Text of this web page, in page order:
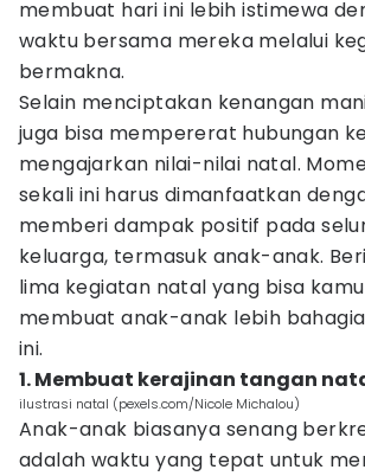
membuat hari ini lebih istimewa
waktu bersama mereka melalui
bermakna.
Selain menciptakan kenangan
juga bisa mempererat hubungan
mengajarkan nilai-nilai natal.
sekali ini harus dimanfaatkan
memberi dampak positif pada
keluarga, termasuk anak-anak.
lima kegiatan natal yang bisa
membuat anak-anak lebih
ini.
1. Membuat kerajinan tangan
ilustrasi natal (pexels.com/Nicole Michalou)
Anak-anak biasanya senang
adalah waktu yang tepat untuk